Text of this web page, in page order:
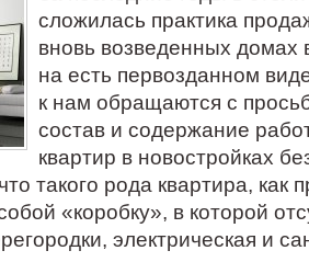
сложилась практика
вновь возведенных домах
на есть первозданном
к нам обращаются с
состав и содержание
квартир в новостройках
такого рода квартира, как
«коробку», в которой
электрическая и